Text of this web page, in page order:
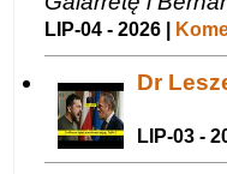
LIP-04 - 2026 |
Dr
LIP-03 -